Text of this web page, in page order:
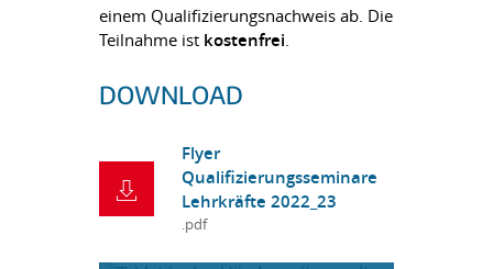
einem Qualifizierungsnachweis ab. Die
Teilnahme ist kostenfrei.
DOWNLOAD
Flyer
Qualifizierungsseminare
Lehrkräfte 2022_23
.pdf